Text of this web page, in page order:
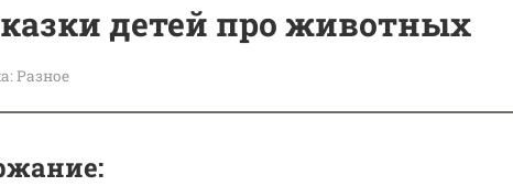
детей про животных
Разное